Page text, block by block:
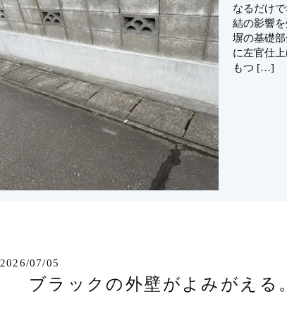
なるだけ
結の影響
塀の基礎
に左官仕
もつ […]
2026/07/05
ブラックの外壁がよみがえる